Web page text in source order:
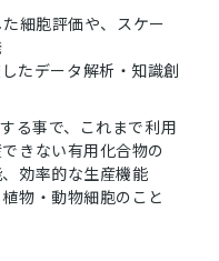
細胞評価や、スケー
たデータ解析・知識創
る事で、これまで利用
きない有用化合物の
効率的な生産機能
物・動物細胞のこと